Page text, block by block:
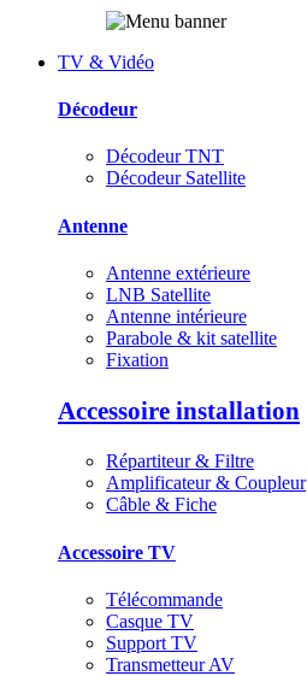
TV & Vidéo
Décodeur
Décodeur TNT
Décodeur Satellite
Antenne
Antenne extérieure
LNB Satellite
Antenne intérieure
Parabole & kit satellite
Fixation
Accessoire installation
Répartiteur & Filtre
Amplificateur & Coupleur
Câble & Fiche
Accessoire TV
Télécommande
Casque TV
Support TV
Transmetteur AV